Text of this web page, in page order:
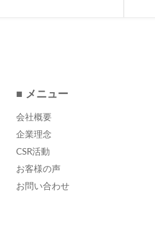
■ メニュー
会社概要
企業理念
CSR活動
お客様の声
お問い合わせ